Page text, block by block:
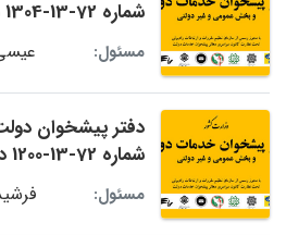
شماره 72-13-1304 در استان اصفهان
مسئول:
دفتر پیشخوان
شماره 72-13-1200 در استان اصفهان
مسئول: